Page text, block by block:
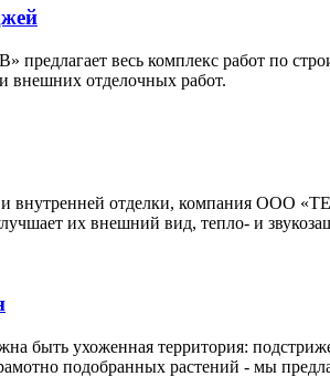
весь комплекс работ по
внешних отделочных работ.
внутренней отделки, компания ООО
их внешний вид, тепло- и
быть ухоженная территория:
подобранных растений - мы